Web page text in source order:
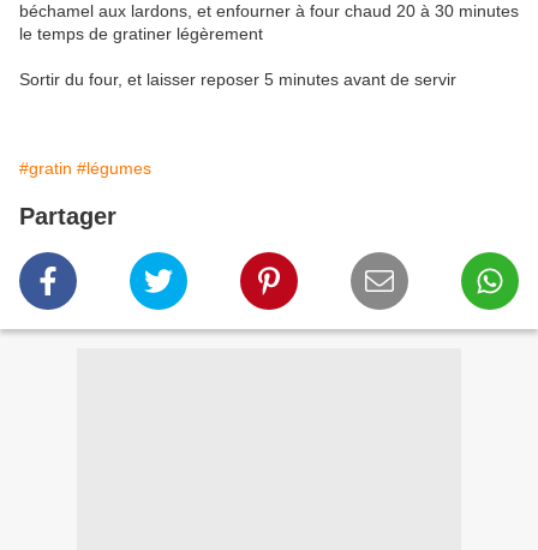
béchamel aux lardons, et enfourner à four chaud 20 à 30 minutes
le temps de gratiner légèrement
Sortir du four, et laisser reposer 5 minutes avant de servir
#gratin #légumes
Partager